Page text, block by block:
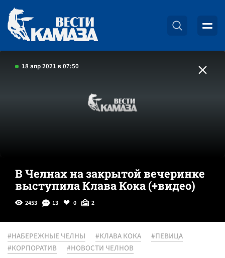
18 апр 2021 в 07:50
В Челнах на закрытой вечеринке
выступила Клава Кока (+видео)
2453 13 0 2
#НАБЕРЕЖНЫЕ ЧЕЛНЫ #КЛАВА КОКА
#ПЕВИЦА
#КОРПОРАТИВ
#НОВОСТИ ЧЕЛНОВ